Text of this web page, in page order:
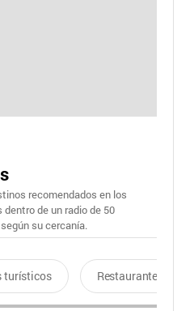
recomendados en los
de un radio de 50
su cercanía.
turísticos Restaurantes